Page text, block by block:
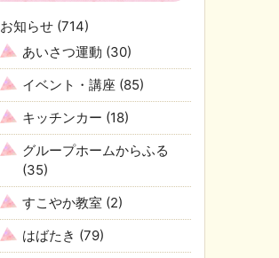
お知らせ (714)
あいさつ運動 (30)
イベント・講座 (85)
キッチンカー (18)
グループホームからふる
(35)
すこやか教室 (2)
はばたき (79)